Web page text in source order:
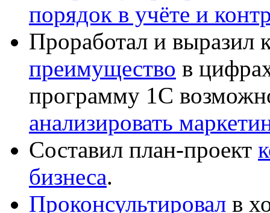
порядок в учёте и
Проработал и выразил
преимущество в
программу 1С
анализировать
Составил план-проект
бизнеса.
Проконсультировал в